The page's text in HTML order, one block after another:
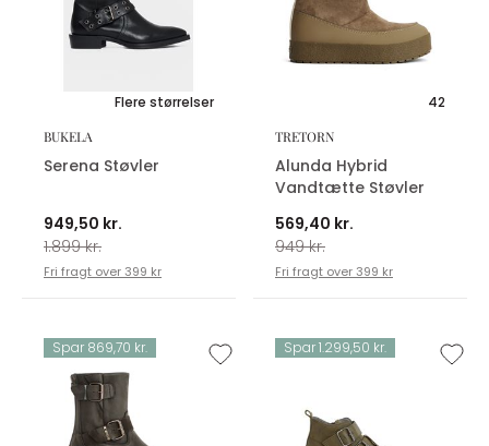
Flere størrelser
BUKELA
Serena Støvler
949,50 kr.
1.899 kr.
Fri fragt over 399 kr
42
TRETORN
Alunda Hybrid
Vandtætte Støvler
569,40 kr.
949 kr.
Fri fragt over 399 kr
Spar 869,70 kr. Spar 1.299,50 kr.